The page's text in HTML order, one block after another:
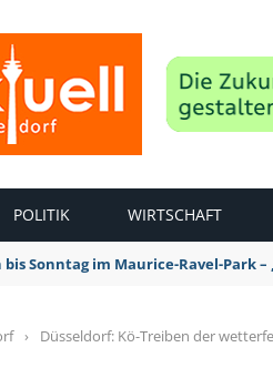
POLITIK WIRTSCHAFT
Sonntag im Maurice-Ravel-Park
› Düsseldorf: Kö-Treiben der